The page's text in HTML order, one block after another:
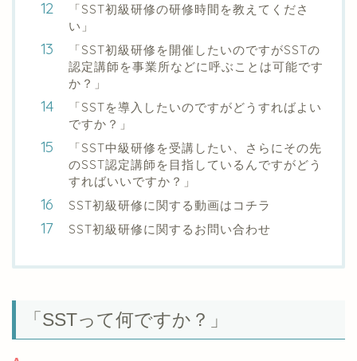
「SST初級研修の研修時間を教えてくださ
い」
「SST初級研修を開催したいのですがSSTの
認定講師を事業所などに呼ぶことは可能です
か？」
「SSTを導入したいのですがどうすればよい
ですか？」
「SST中級研修を受講したい、さらにその先
のSST認定講師を目指しているんですがどう
すればいいですか？」
SST初級研修に関する動画はコチラ
SST初級研修に関するお問い合わせ
「SSTって何ですか？」